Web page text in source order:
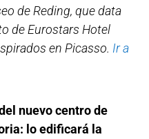
de Reding, que data
de Eurostars Hotel
en Picasso. Ir a
nuevo centro de
lo edificará la